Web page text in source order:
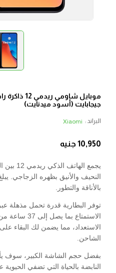
جيجابايت (أسود ميدنايت)
البراند : Xiaomi
10,950 جنيه
يجمع
بالأناقة والتطور.
توفر البطارية قدرة تحمل مذهلة
الاستعداد، مما يضمن لك البقاء
الشاحن.
بفضل حجم الشاشة الكبير، سوف
النابضة بالحياة التي تضفي